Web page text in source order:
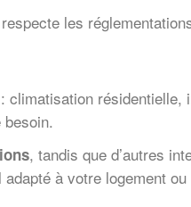
les
, tandis que d’autres
à votre logement